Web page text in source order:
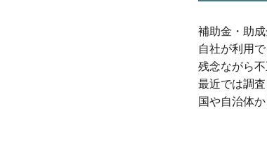
補助金・助
自社が利用
残念ながら
最近では調
国や自治体